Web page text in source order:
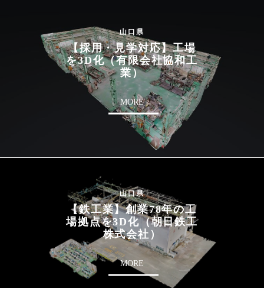
山口県
【採用・見学対応】工場
を3D化（有限会社協和工
業）
MORE
山口県
【鉄工業】創業78年の工
場拠点を3D化（朝日鉄工
株式会社）
MORE